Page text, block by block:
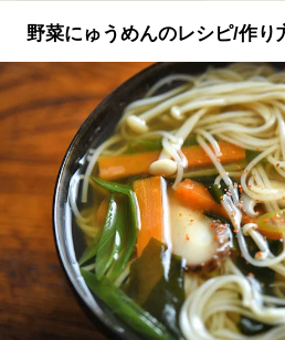
野菜にゅうめんのレシピ/作り